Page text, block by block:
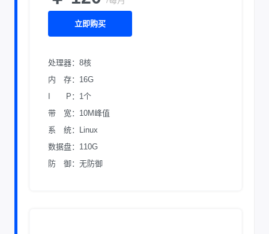
立即购买
处理器：8核
内 存：16G
I P：1个
带 宽：10M峰值
系 统：Linux
数据盘：110G
防 御：无防御